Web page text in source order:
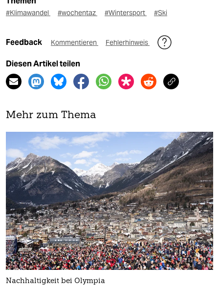
#Klimawandel #wochentaz #Wintersport #Ski
Feedback Kommentieren Fehlerhinweis
Diesen Artikel teilen
Mehr zum Thema
Nachhaltigkeit bei Olympia